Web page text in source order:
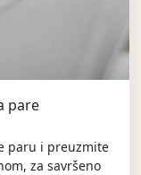
pare
paru i preuzmite
za savršeno